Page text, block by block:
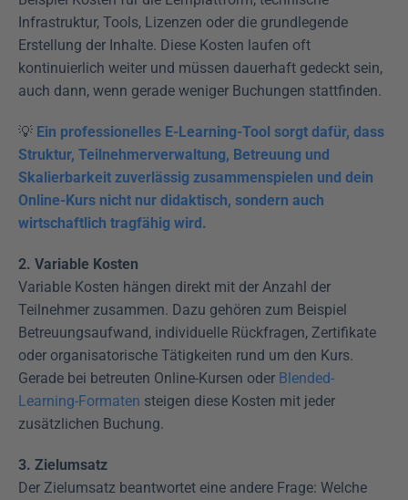
Infrastruktur, Tools, Lizenzen oder die grundlegende
Erstellung der Inhalte. Diese Kosten laufen oft
kontinuierlich weiter und müssen dauerhaft gedeckt sein,
auch dann, wenn gerade weniger Buchungen stattfinden.
💡 Ein professionelles E-Learning-Tool sorgt dafür, dass
Struktur, Teilnehmerverwaltung, Betreuung und
Skalierbarkeit zuverlässig zusammenspielen und dein
Online-Kurs nicht nur didaktisch, sondern auch
wirtschaftlich tragfähig wird.
2. Variable Kosten
Variable Kosten hängen direkt mit der Anzahl der
Teilnehmer zusammen. Dazu gehören zum Beispiel
Betreuungsaufwand, individuelle Rückfragen, Zertifikate
oder organisatorische Tätigkeiten rund um den Kurs.
Gerade bei betreuten Online-Kursen oder Blended-
Learning-Formaten steigen diese Kosten mit jeder
zusätzlichen Buchung.
3. Zielumsatz
Der Zielumsatz beantwortet eine andere Frage: Welche